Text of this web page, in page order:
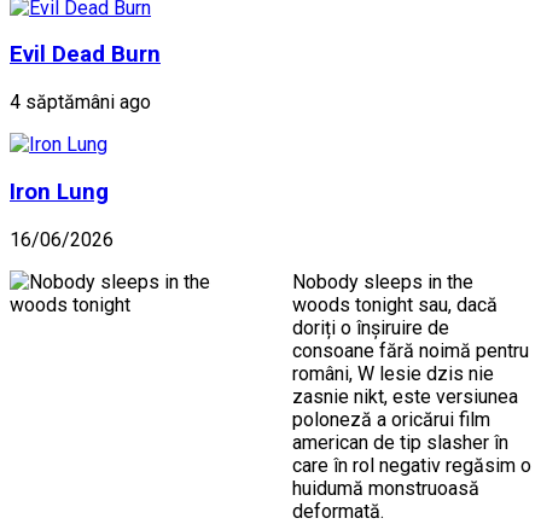
Evil Dead Burn
4 săptămâni ago
Iron Lung
16/06/2026
Nobody sleeps in the
woods tonight sau, dacă
doriți o înșiruire de
consoane fără noimă pentru
români, W lesie dzis nie
zasnie nikt, este versiunea
poloneză a oricărui film
american de tip slasher în
care în rol negativ regăsim o
huidumă monstruoasă
deformată.